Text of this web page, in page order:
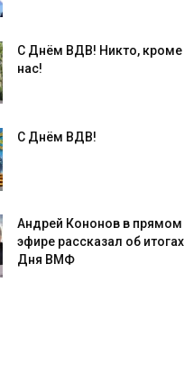
С Днём ВДВ! Никто, кроме
нас!
С Днём ВДВ!
Андрей Кононов в прямом
эфире рассказал об итогах
Дня ВМФ